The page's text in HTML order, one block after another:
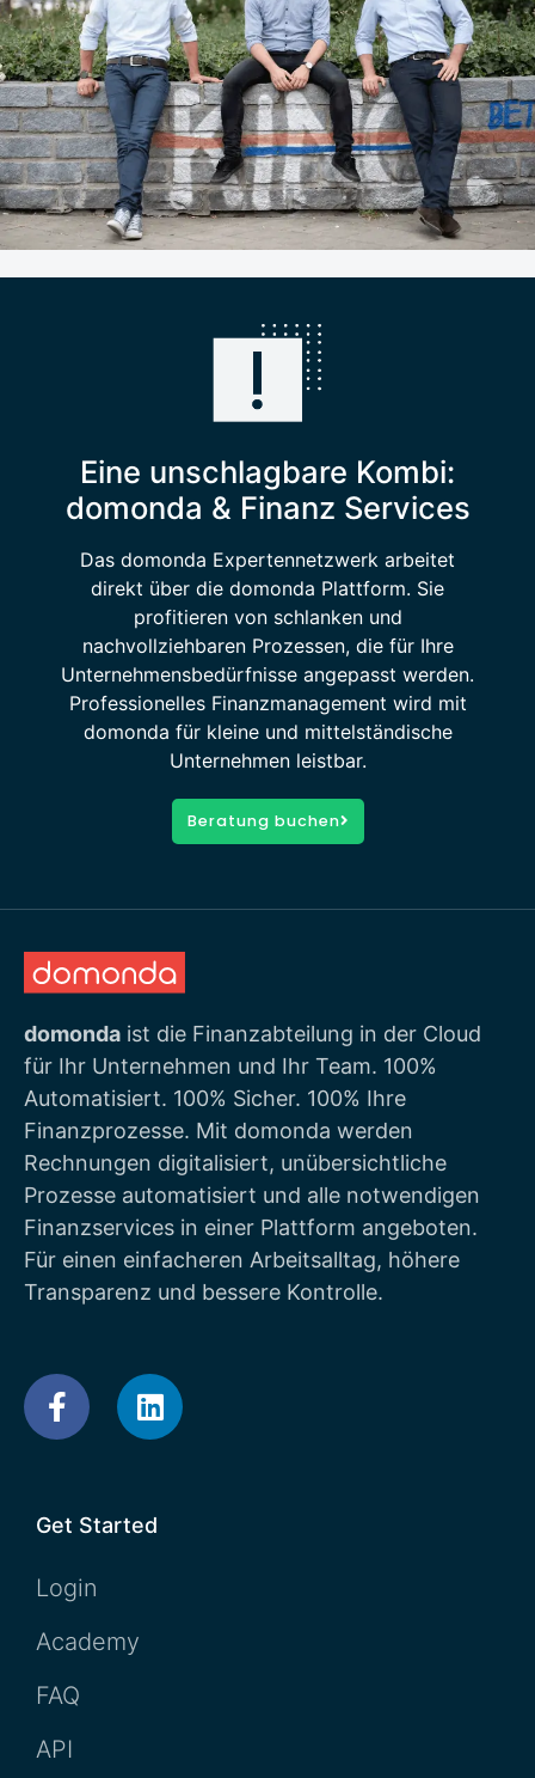
Eine unschlagbare Kombi:
domonda & Finanz Services
Das domonda Expertennetzwerk arbeitet
direkt über die domonda Plattform. Sie
profitieren von schlanken und
nachvollziehbaren Prozessen, die für Ihre
Unternehmensbedürfnisse angepasst werden.
Professionelles Finanzmanagement wird mit
domonda für kleine und mittelständische
Unternehmen leistbar.
Beratung buchen
domonda ist die Finanzabteilung in der Cloud
für Ihr Unternehmen und Ihr Team. 100%
Automatisiert. 100% Sicher. 100% Ihre
Finanzprozesse. Mit domonda werden
Rechnungen digitalisiert, unübersichtliche
Prozesse automatisiert und alle notwendigen
Finanzservices in einer Plattform angeboten.
Für einen einfacheren Arbeitsalltag, höhere
Transparenz und bessere Kontrolle.
Get Started
Login
Academy
FAQ
API